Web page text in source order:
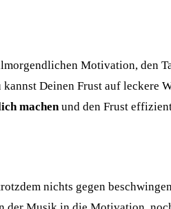
Motivation, den
kannst Deinen Frust auf leckere
machen und den Frust
nichts gegen